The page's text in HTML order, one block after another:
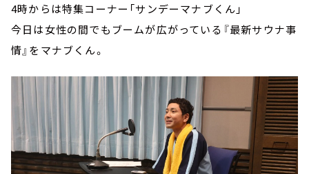
4時からは特集コーナー「サンデーマナブくん」
今日は女性の間でもブームが広がっている『最新サウナ事
情』をマナブくん。